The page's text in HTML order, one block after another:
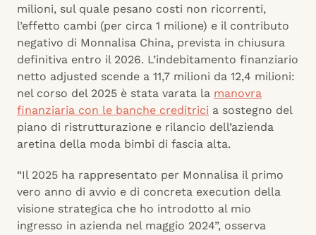
milioni, sul quale pesano costi non ricorrenti,
l’effetto cambi (per circa 1 milione) e il contributo
negativo di Monnalisa China, prevista in chiusura
definitiva entro il 2026. L’indebitamento finanziario
netto adjusted scende a 11,7 milioni da 12,4 milioni:
nel corso del 2025 è stata varata la manovra
finanziaria con le banche creditrici a sostegno del
piano di ristrutturazione e rilancio dell’azienda
aretina della moda bimbi di fascia alta.
“Il 2025 ha rappresentato per Monnalisa il primo
vero anno di avvio e di concreta execution della
visione strategica che ho introdotto al mio
ingresso in azienda nel maggio 2024”, osserva